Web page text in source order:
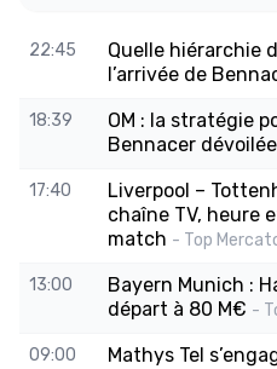
22:45
Quelle hiérarchie
l’arrivée de
18:39
OM : la stratégie
Bennacer dévoilée
17:40
Liverpool –
chaîne TV, heure
match - Top
13:00
Bayern Munich :
départ à 80 M€ -
09:00 Mathys Tel